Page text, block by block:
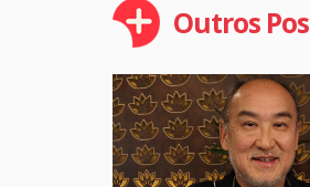
Outros